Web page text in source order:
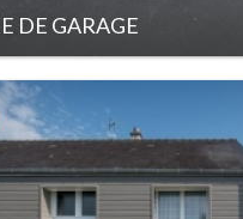
DE GARAGE